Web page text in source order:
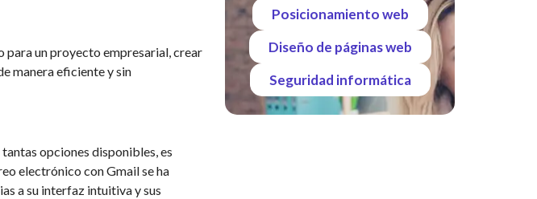
para un proyecto empresarial, crear
manera eficiente y sin
opciones disponibles, es
electrónico con Gmail se ha
a su interfaz intuitiva y sus
Posicionamiento web
Diseño de páginas web
Seguridad informática